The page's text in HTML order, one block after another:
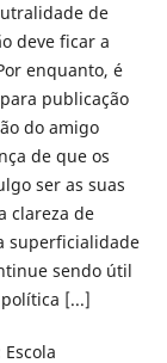
de
deve ficar a
enquanto, é
publicação
do amigo
de que os
ser as suas
clareza de
superficialidade
sendo útil
[...]